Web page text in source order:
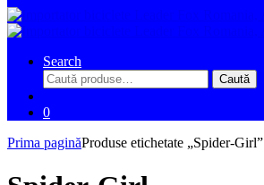
Search
Caută
după:
Caută
0
Prima paginăProduse etichetate „Spider-Girl”